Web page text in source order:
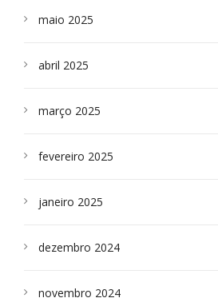
maio 2025
abril 2025
março 2025
fevereiro 2025
janeiro 2025
dezembro 2024
novembro 2024